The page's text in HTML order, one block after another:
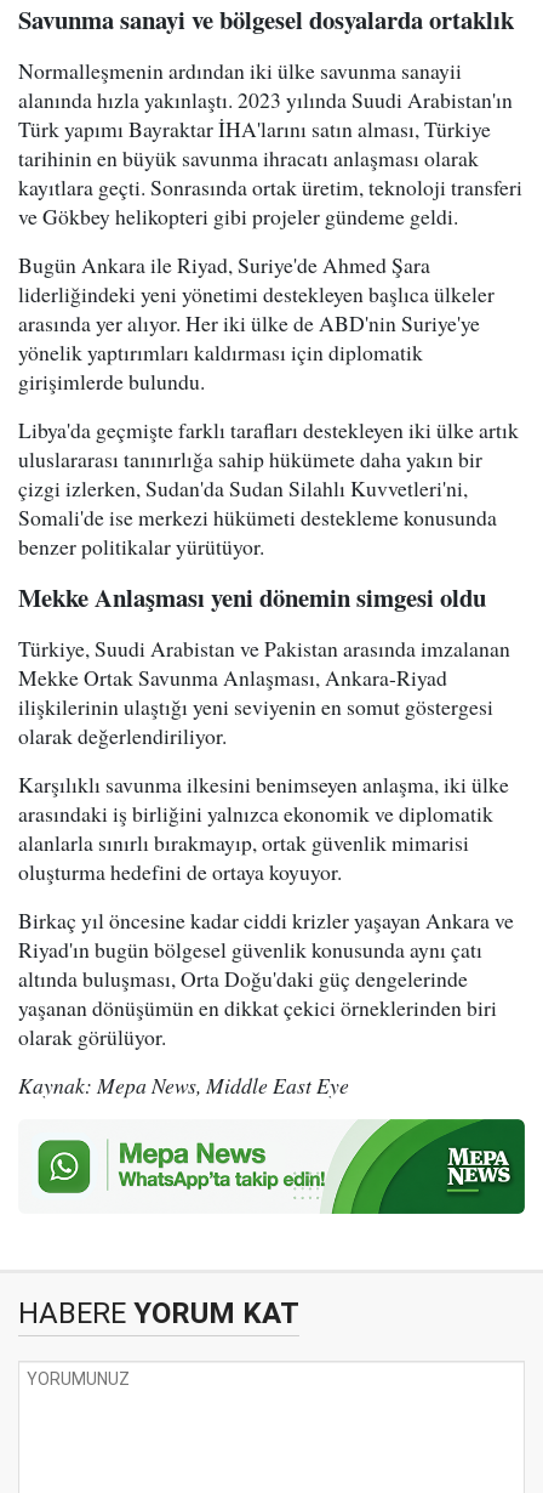
Savunma sanayi ve bölgesel dosyalarda ortaklık
Normalleşmenin ardından iki ülke savunma sanayii
alanında hızla yakınlaştı. 2023 yılında Suudi Arabistan'ın
Türk yapımı Bayraktar İHA'larını satın alması, Türkiye
tarihinin en büyük savunma ihracatı anlaşması olarak
kayıtlara geçti. Sonrasında ortak üretim, teknoloji transferi
ve Gökbey helikopteri gibi projeler gündeme geldi.
Bugün Ankara ile Riyad, Suriye'de Ahmed Şara
liderliğindeki yeni yönetimi destekleyen başlıca ülkeler
arasında yer alıyor. Her iki ülke de ABD'nin Suriye'ye
yönelik yaptırımları kaldırması için diplomatik
girişimlerde bulundu.
Libya'da geçmişte farklı tarafları destekleyen iki ülke artık
uluslararası tanınırlığa sahip hükümete daha yakın bir
çizgi izlerken, Sudan'da Sudan Silahlı Kuvvetleri'ni,
Somali'de ise merkezi hükümeti destekleme konusunda
benzer politikalar yürütüyor.
Mekke Anlaşması yeni dönemin simgesi oldu
Türkiye, Suudi Arabistan ve Pakistan arasında imzalanan
Mekke Ortak Savunma Anlaşması, Ankara-Riyad
ilişkilerinin ulaştığı yeni seviyenin en somut göstergesi
olarak değerlendiriliyor.
Karşılıklı savunma ilkesini benimseyen anlaşma, iki ülke
arasındaki iş birliğini yalnızca ekonomik ve diplomatik
alanlarla sınırlı bırakmayıp, ortak güvenlik mimarisi
oluşturma hedefini de ortaya koyuyor.
Birkaç yıl öncesine kadar ciddi krizler yaşayan Ankara ve
Riyad'ın bugün bölgesel güvenlik konusunda aynı çatı
altında buluşması, Orta Doğu'daki güç dengelerinde
yaşanan dönüşümün en dikkat çekici örneklerinden biri
olarak görülüyor.
Kaynak: Mepa News, Middle East Eye
HABERE YORUM KAT